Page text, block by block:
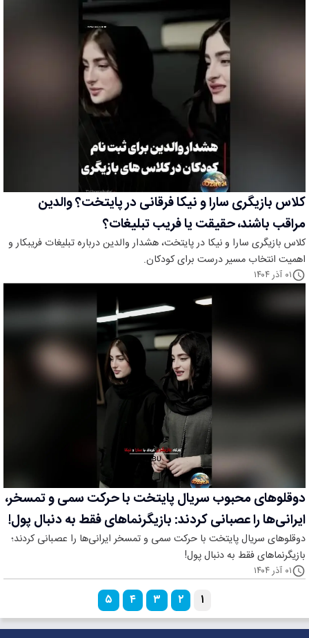
کلاس بازیگری سارا و نیکا فرقانی در پایتخت؟ والدین
مراقب باشند، حقیقت یا فریب تبلیغات؟
کلاس بازیگری سارا و نیکا در پایتخت، هشدار والدین درباره تبلیغات فریبکار و
اهمیت انتخاب مسیر درست برای کودکان.
۰۱ آذر ۱۴۰۴
دوقلوهای محبوب سریال پایتخت با حرکت سمی و تمسخر،
ایرانی‌ها را عصبانی کردند: بازیگرنماهای فقط به دنبال پول!
دوقلوهای سریال پایتخت با حرکت سمی و تمسخر ایرانی‌ها را عصبانی کردند؛
بازیگرنماهای فقط به دنبال پول!
۰۱ آذر ۱۴۰۴
۱ ۲ ۳ ۴ ۵